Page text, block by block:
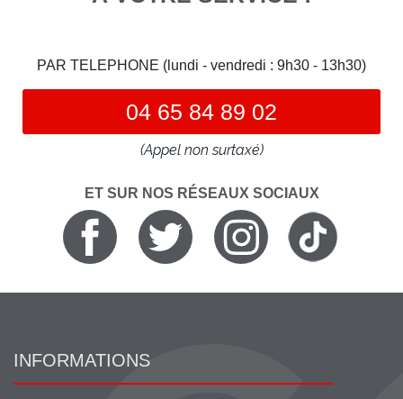
PAR TELEPHONE (lundi - vendredi : 9h30 - 13h30)
04 65 84 89 02
(Appel non surtaxé)
ET SUR NOS RÉSEAUX SOCIAUX
INFORMATIONS